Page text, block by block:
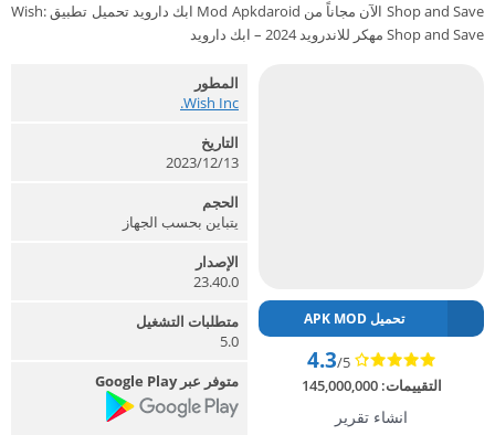
Shop and Save الآن مجاناً من Mod Apkdaroid ابك دارويد تحميل تطبيق Wish:
Shop and Save مهكر للاندرويد 2024 – ابك دارويد
تحميل APK MOD
4.3/5
التقييمات:145,000,000
انشاء تقرير
المطور
Wish Inc.‏
التاريخ
2023/12/13
الحجم
يتباين بحسب الجهاز
الإصدار
23.40.0
متطلبات التشغيل
5.0
متوفر عبر Google Play